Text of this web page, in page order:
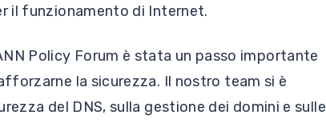
il funzionamento di Internet.
Policy Forum è stata un passo importante
la sicurezza. Il nostro team si è
del DNS, sulla gestione dei domini e sulle